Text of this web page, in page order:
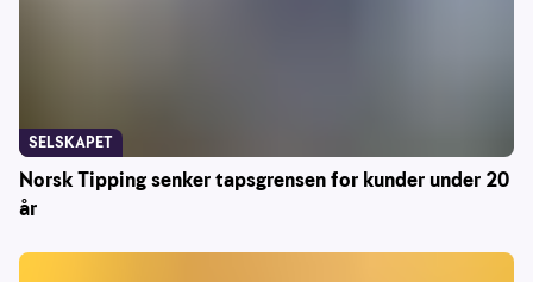
Norsk Tipping senker tapsgrensen for kunder under 20
år
SELSKAPET